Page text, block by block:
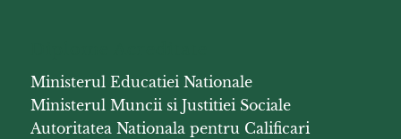
Ministerul Educatiei Nationale
Ministerul Muncii si Justitiei Sociale
Autoritatea Nationala pentru Calificari